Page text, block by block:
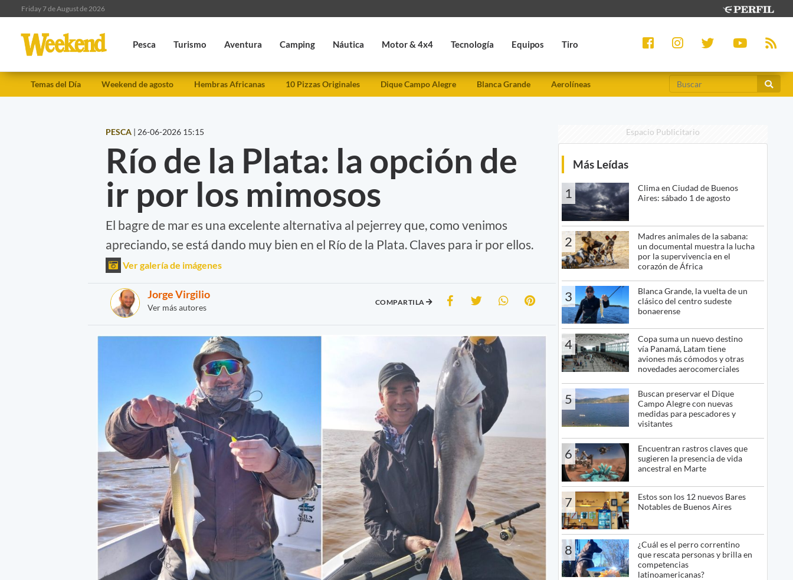
Friday 7 de August de 2026
Pesca Turismo Aventura Camping Náutica Motor & 4x4 Tecnología Equipos Tiro
Temas del Día Weekend de agosto Hembras Africanas 10 Pizzas Originales Dique Campo Alegre Blanca Grande Aerolíneas
PESCA | 26-06-2026 15:15
Río de la Plata: la opción de
ir por los mimosos
El bagre de mar es una excelente alternativa al pejerrey que, como venimos
apreciando, se está dando muy bien en el Río de la Plata. Claves para ir por ellos.
Ver galería de imágenes
Jorge Virgilio
Ver más autores
COMPARTILA
Espacio Publicitario
Más Leídas
1
Clima en Ciudad de Buenos
Aires: sábado 1 de agosto
2
Madres animales de la sabana:
un documental muestra la lucha
por la supervivencia en el
corazón de África
3
Blanca Grande, la vuelta de un
clásico del centro sudeste
bonaerense
4
Copa suma un nuevo destino
vía Panamá, Latam tiene
aviones más cómodos y otras
novedades aerocomerciales
5
Buscan preservar el Dique
Campo Alegre con nuevas
medidas para pescadores y
visitantes
6
Encuentran rastros claves que
sugieren la presencia de vida
ancestral en Marte
7
Estos son los 12 nuevos Bares
Notables de Buenos Aires
8
¿Cuál es el perro correntino
que rescata personas y brilla en
competencias
latinoamericanas?